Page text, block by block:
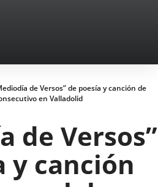
de Versos” de poesía y canción de
en Valladolid
de Versos”
y canción